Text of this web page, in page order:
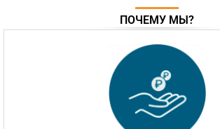
ПОЧЕМУ МЫ?